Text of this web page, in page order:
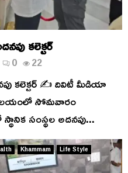
కలెక్టర్
0 22
కలెక్టర్ ✍️ దివిటీ మీడియా
సోమవారం
సంస్థల అదనపు...
Khammam
Life Style